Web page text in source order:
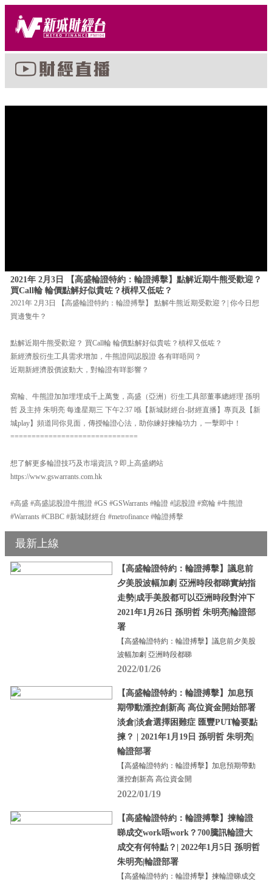
2021年 2月3日 【高盛輪證特約：輪證搏擊】點解近期牛熊受歡迎？
買Call輪 輪價點解好似貴咗？槓桿又低咗？
2021年 2月3日 【高盛輪證特約：輪證搏擊】 點解牛熊近期受歡迎？| 你今日想
買邊隻牛？
點解近期牛熊受歡迎？ 買Call輪 輪價點解好似貴咗？槓桿又低咗？
新經濟股衍生工具需求增加，牛熊證同認股證 各有咩唔同？
近期新經濟股價波動大，對輪證有咩影響？
窩輪、牛熊證加加埋埋成千上萬隻，高盛（亞洲）衍生工具部董事總經理 孫明
哲 及主持 朱明亮 每逢星期三 下午2:37 喺【新城財經台-財經直播】專頁及【新
城play】頻道同你見面，傳授輪證心法，助你練好揀輪功力，一擊即中！
==============================
想了解更多輪證技巧及市場資訊？即上高盛網站
https://www.gswarrants.com.hk
#高盛 #高盛認股證牛熊證 #GS #GSWarrants #輪證 #認股證 #窩輪 #牛熊證
#Warrants #CBBC #新城財經台 #metrofinance #輪證搏擊
最新上線
【高盛輪證特約：輪證搏擊】議息前
夕美股波幅加劇 亞洲時段都睇實納指
走勢|成手美股都可以亞洲時段對沖下
2021年1月26日 孫明哲 朱明亮|輪證部
署
【高盛輪證特約：輪證搏擊】議息前夕美股
波幅加劇 亞洲時段都睇
2022/01/26
【高盛輪證特約：輪證搏擊】加息預
期帶動滙控創新高 高位資金開始部署
淡倉|淡倉選擇困難症 匯豐PUT輪要點
揀？ | 2021年1月19日 孫明哲 朱明亮|
輪證部署
【高盛輪證特約：輪證搏擊】加息預期帶動
滙控創新高 高位資金開
2022/01/19
【高盛輪證特約：輪證搏擊】揀輪證
睇成交work唔work？700騰訊輪證大
成交有何特點？| 2022年1月5日 孫明哲
朱明亮|輪證部署
【高盛輪證特約：輪證搏擊】揀輪證睇成交